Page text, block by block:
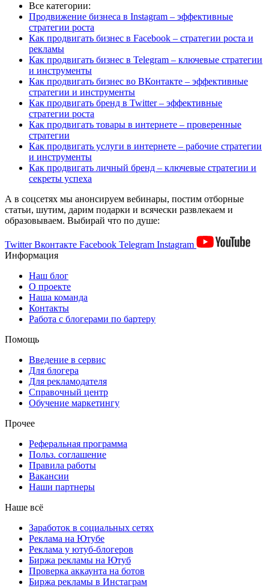
Все категории:
Продвижение бизнеса в Instagram – эффективные
стратегии роста
Как продвигать бизнес в Facebook – стратегии роста и
рекламы
Как продвигать бизнес в Telegram – ключевые стратегии
и инструменты
Как продвигать бизнес во ВКонтакте – эффективные
стратегии и инструменты
Как продвигать бренд в Twitter – эффективные
стратегии роста
Как продвигать товары в интернете – проверенные
стратегии
Как продвигать услуги в интернете – рабочие стратегии
и инструменты
Как продвигать личный бренд – ключевые стратегии и
секреты успеха
А в соцсетях мы анонсируем вебинары, постим отборные
статьи, шутим, дарим подарки и всячески развлекаем и
образовываем. Выбирай что по душе:
TwitterВконтакте Facebook Telegram Instagram
Информация
Наш блог
О проекте
Наша команда
Контакты
Работа с блогерами по бартеру
Помощь
Введение в сервис
Для блогера
Для рекламодателя
Справочный центр
Обучение маркетингу
Прочее
Реферальная программа
Польз. соглашение
Правила работы
Вакансии
Наши партнеры
Наше всё
Заработок в социальных сетях
Реклама на Ютубе
Реклама у ютуб-блогеров
Биржа рекламы на Ютуб
Проверка аккаунта на ботов
Биржа рекламы в Инстаграм